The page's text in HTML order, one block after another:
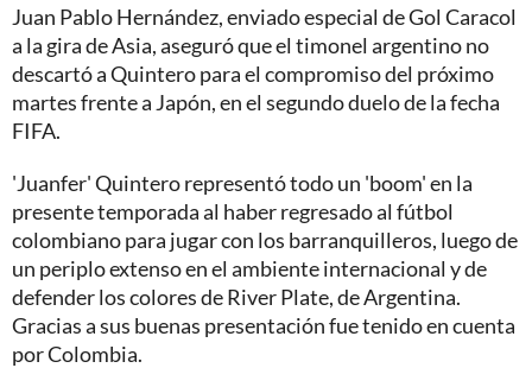
Juan Pablo Hernández, enviado especial de Gol Caracol
a la gira de Asia, aseguró que el timonel argentino no
descartó a Quintero para el compromiso del próximo
martes frente a Japón, en el segundo duelo de la fecha
FIFA.
'Juanfer' Quintero representó todo un 'boom' en la
presente temporada al haber regresado al fútbol
colombiano para jugar con los barranquilleros, luego de
un periplo extenso en el ambiente internacional y de
defender los colores de River Plate, de Argentina.
Gracias a sus buenas presentación fue tenido en cuenta
por Colombia.